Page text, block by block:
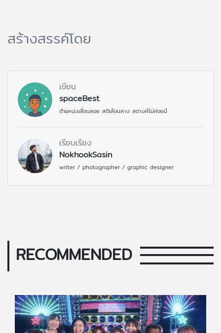
สร้างสรรค์โดย
เขียน
spaceBest
ตำแหน่งเลื่อนลอย สติเลือนลาง สตางค์ไม่ค่อยมี
เรียบเรียง
NokhookSasin
writer / photographer / graphic designer
RECOMMENDED